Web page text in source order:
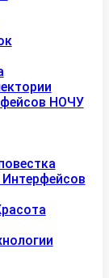
НОЧУ